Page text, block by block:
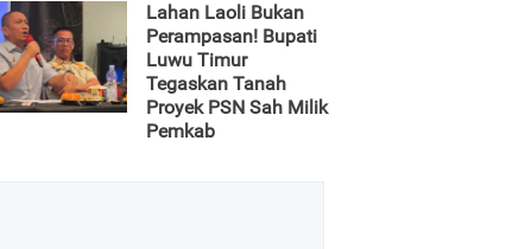
Lahan Laoli Bukan
Perampasan! Bupati
Luwu Timur
Tegaskan Tanah
Proyek PSN Sah Milik
Pemkab